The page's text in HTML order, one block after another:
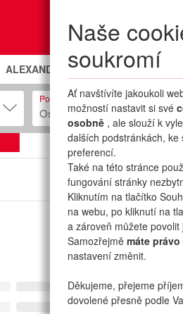
MojePřihlášení
Naše
soukromí
Ať navštívíte jakoukoli
možností nastavit si své
osobně , ale slouží k
dalších podstránkách, ke
preferencí.
Také na této stránce
fungování stránky
Kliknutím na tlačítko
na webu, po kliknutí na
a zároveň můžete
Samozřejmě máte
nastavení změnit.
Děkujeme, přejeme
dovolené přesně podle
ALEXANDRIA PREMIUM CLUB
Počet osob
Osob: 2 + 0